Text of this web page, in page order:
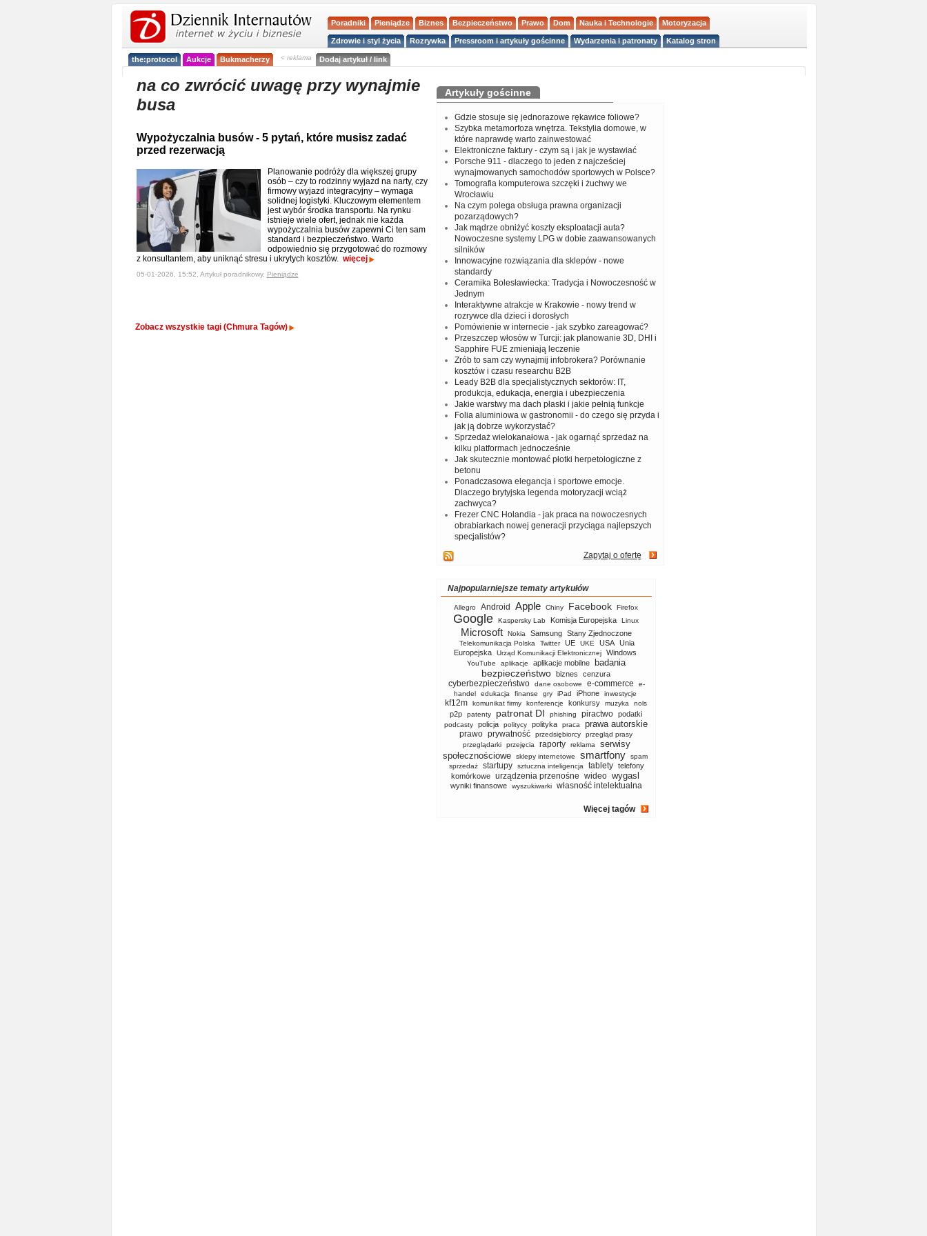
Poradniki Pieniądze Biznes Bezpieczeństwo Prawo Dom Nauka i Technologie Motoryzacja
Zdrowie i styl życia Rozrywka Pressroom i artykuły gościnne Wydarzenia i patronaty Katalog stron
the:protocol Aukcje Bukmacherzy < reklama Dodaj artykuł / link
na co zwrócić uwagę przy wynajmie
busa
Wypożyczalnia busów - 5 pytań, które musisz zadać
przed rezerwacją
Planowanie podróży dla większej grupy
osób – czy to rodzinny wyjazd na narty, czy
firmowy wyjazd integracyjny – wymaga
solidnej logistyki. Kluczowym elementem
jest wybór środka transportu. Na rynku
istnieje wiele ofert, jednak nie każda
wypożyczalnia busów zapewni Ci ten sam
standard i bezpieczeństwo. Warto
odpowiednio się przygotować do rozmowy
z konsultantem, aby uniknąć stresu i ukrytych kosztów. więcej
05-01-2026, 15:52, Artykuł poradnikowy, Pieniądze
Zobacz wszystkie tagi (Chmura Tagów)
Artykuły gościnne
Gdzie stosuje się jednorazowe rękawice foliowe?
Szybka metamorfoza wnętrza. Tekstylia domowe, w
które naprawdę warto zainwestować
Elektroniczne faktury - czym są i jak je wystawiać
Porsche 911 - dlaczego to jeden z najcześciej
wynajmowanych samochodów sportowych w Polsce?
Tomografia komputerowa szczęki i żuchwy we
Wrocławiu
Na czym polega obsługa prawna organizacji
pozarządowych?
Jak mądrze obniżyć koszty eksploatacji auta?
Nowoczesne systemy LPG w dobie zaawansowanych
silników
Innowacyjne rozwiązania dla sklepów - nowe
standardy
Ceramika Bolesławiecka: Tradycja i Nowoczesność w
Jednym
Interaktywne atrakcje w Krakowie - nowy trend w
rozrywce dla dzieci i dorosłych
Pomówienie w internecie - jak szybko zareagować?
Przeszczep włosów w Turcji: jak planowanie 3D, DHI i
Sapphire FUE zmieniają leczenie
Zrób to sam czy wynajmij infobrokera? Porównanie
kosztów i czasu researchu B2B
Leady B2B dla specjalistycznych sektorów: IT,
produkcja, edukacja, energia i ubezpieczenia
Jakie warstwy ma dach płaski i jakie pełnią funkcje
Folia aluminiowa w gastronomii - do czego się przyda i
jak ją dobrze wykorzystać?
Sprzedaż wielokanałowa - jak ogarnąć sprzedaż na
kilku platformach jednocześnie
Jak skutecznie montować płotki herpetologiczne z
betonu
Ponadczasowa elegancja i sportowe emocje.
Dlaczego brytyjska legenda motoryzacji wciąż
zachwyca?
Frezer CNC Holandia - jak praca na nowoczesnych
obrabiarkach nowej generacji przyciąga najlepszych
specjalistów?
Zapytaj o ofertę
Najpopularniejsze tematy artykułów
Allegro Android Apple Chiny Facebook Firefox
Google Kaspersky Lab Komisja Europejska Linux
Microsoft Nokia Samsung Stany Zjednoczone
Telekomunikacja Polska Twitter UE UKE USA
Unia
Europejska
Urząd Komunikacji Elektronicznej Windows
YouTube aplikacje aplikacje mobilne badania
bezpieczeństwo biznes cenzura
cyberbezpieczeństwo dane osobowe e-commerce
e-
handel
edukacja finanse gry iPad iPhone inwestycje
kf12m komunikat firmy konferencje konkursy muzyka nols
p2p patenty patronat DI phishing piractwo podatki
podcasty policja politycy polityka praca prawa autorskie
prawo prywatność przedsiębiorcy
przegląd prasy
przeglądarki
przejęcia raporty reklama
serwisy
społecznościowe
sklepy internetowe smartfony
spam
sprzedaż
startupy sztuczna inteligencja tablety telefony
komórkowe urządzenia przenośne wideo wygasl
wyniki finansowe wyszukiwarki własność intelektualna
Więcej tagów